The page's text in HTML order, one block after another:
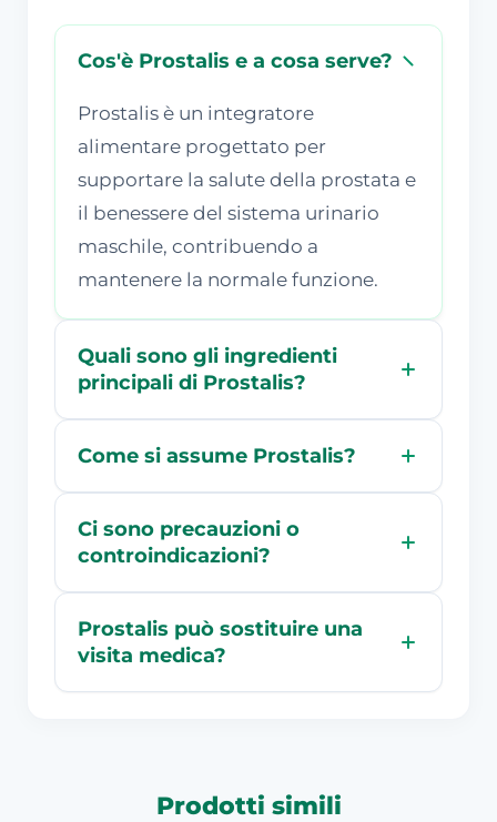
Cos'è Prostalis e a cosa serve?
Prostalis è un integratore
alimentare progettato per
supportare la salute della prostata e
il benessere del sistema urinario
maschile, contribuendo a
mantenere la normale funzione.
Quali sono gli ingredienti
principali di Prostalis?
Come si assume Prostalis?
Ci sono precauzioni o
controindicazioni?
Prostalis può sostituire una
visita medica?
Prodotti simili